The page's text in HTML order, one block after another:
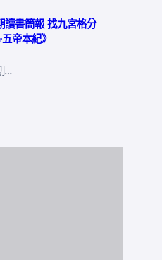
讀書簡報 找九宮格分
帝本紀》
…